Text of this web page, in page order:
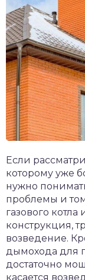
Если
которому уже
нужно
проблемы и
газового
конструкция,
возведение.
дымохода для
достаточно
касается